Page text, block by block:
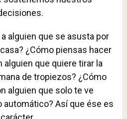
alguien que se asusta por
¿Cómo piensas hacer
alguien que quiere tirar la
de tropiezos? ¿Cómo
alguien que solo te ve
Así que ése es